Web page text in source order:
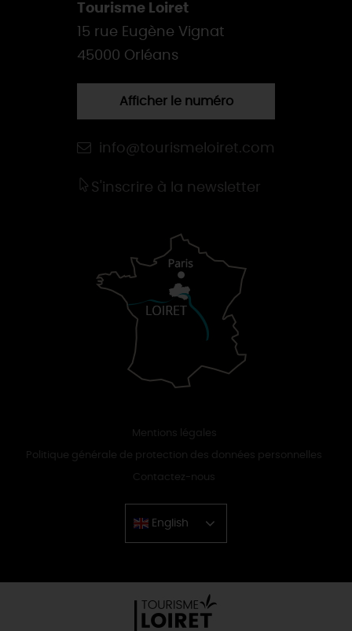
Tourisme Loiret
15 rue Eugène Vignat
45000 Orléans
Afficher le numéro
info@tourismeloiret.com
S'inscrire à la newsletter
Mentions légales
Politique générale de protection des données personnelles
Contactez-nous
English
Chinese